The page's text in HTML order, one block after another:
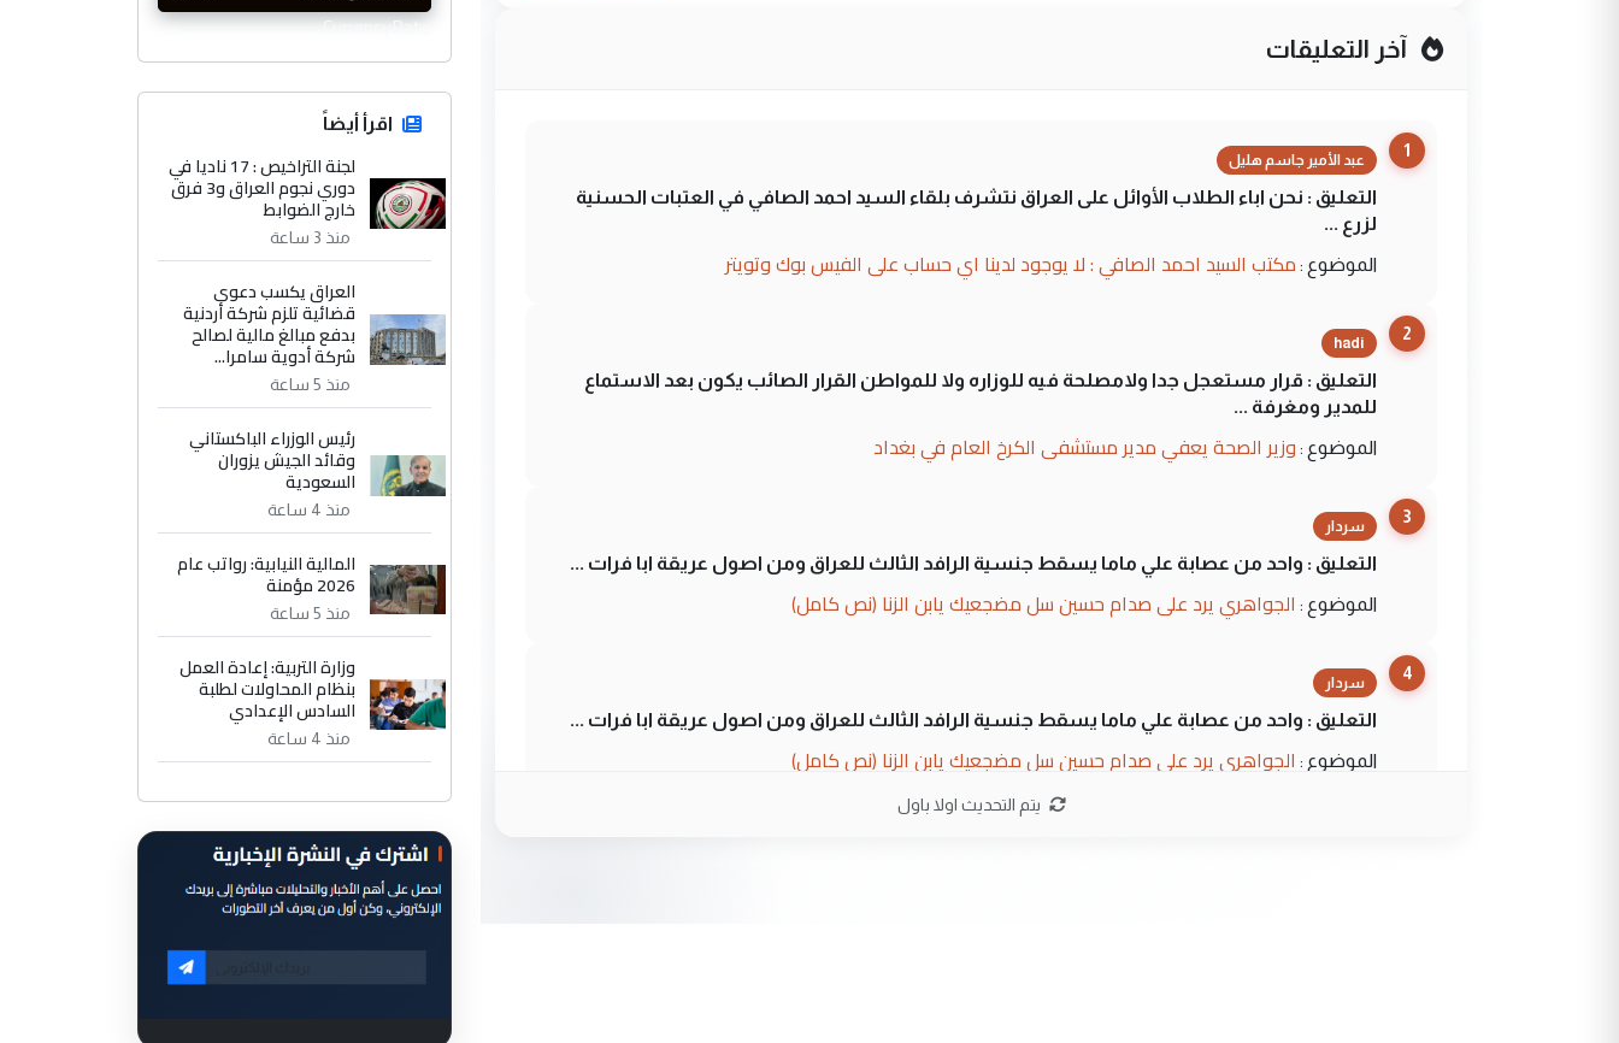
آخر التعليقات
1
عبد الأمير جاسم هليل
التعليق : نحن اباء الطلاب الأوائل على العراق نتشرف بلقاء السيد احمد الصافي في العتبات الحسنية
لزرع ...
الموضوع : مكتب السيد احمد الصافي : لا يوجود لدينا اي حساب على الفيس بوك وتويتر
2
hadi
التعليق : قرار مستعجل جدا ولامصلحة فيه للوزاره ولا للمواطن القرار الصائب يكون بعد الاستماع
للمدير ومغرفة ...
الموضوع : وزير الصحة يعفي مدير مستشفى الكرخ العام في بغداد
3
سردار
التعليق : واحد من عصابة علي ماما يسقط جنسية الرافد الثالث للعراق ومن اصول عريقة ابا فرات ...
الموضوع : الجواهري يرد على صدام حسين سل مضجعيك يابن الزنا (نص كامل)
4
سردار
التعليق : واحد من عصابة علي ماما يسقط جنسية الرافد الثالث للعراق ومن اصول عريقة ابا فرات ...
الموضوع : الجواهري يرد على صدام حسين سل مضجعيك يابن الزنا (نص كامل)
يتم التحديث اولا باول
CurrencyRate
اقرأ أيضاً
لجنة التراخيص : 17 ناديا في
دوري نجوم العراق و3 فرق
خارج الضوابط
منذ 3 ساعة
العراق يكسب دعوى
قضائية تلزم شركة أردنية
بدفع مبالغ مالية لصالح
شركة أدوية سامرا...
منذ 5 ساعة
رئيس الوزراء الباكستاني
وقائد الجيش يزوران
السعودية
منذ 4 ساعة
المالية النيابية: رواتب عام
2026 مؤمنة
منذ 5 ساعة
وزارة التربية: إعادة العمل
بنظام المحاولات لطلبة
السادس الإعدادي
منذ 4 ساعة